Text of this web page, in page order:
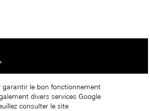
garantir le bon fonctionnement
divers services Google
consulter le site